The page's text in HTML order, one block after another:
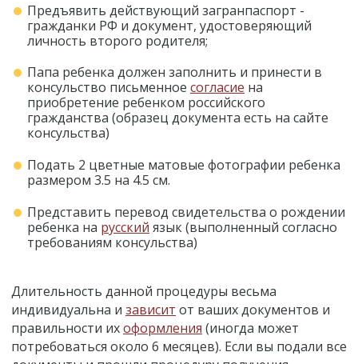
Предъявить действующий загранпаспорт -
гражданки РФ и документ, удостоверяющий
личность второго родителя;
Папа ребенка должен заполнить и принести в
консульство письменное согласие на
приобретение ребенком российского
гражданства (образец документа есть на сайте
консульства)
Подать 2 цветные матовые фотографии ребенка
размером 3.5 на 4.5 см.
Представить перевод свидетельства о рождении
ребенка на русский язык (выполненный согласно
требованиям консульства)
Длительность данной процедуры весьма
индивидуальна и зависит от ваших документов и
правильности ихоформления (иногда может
потребоваться около 6 месяцев). Если вы подали все